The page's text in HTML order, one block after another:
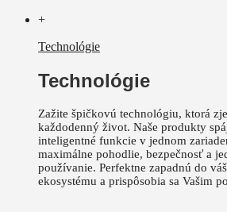
+
Technológie
Technológie
Zažite špičkovú technológiu, ktorá
každodenný život. Naše produkty
inteligentné funkcie v jednom
maximálne pohodlie, bezpečnosť a
používanie. Perfektne zapadnú do
ekosystému a prispôsobia sa Vašim